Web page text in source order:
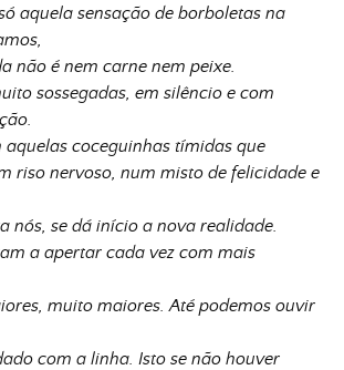
aquela sensação de borboletas na
não é nem carne nem peixe.
sossegadas, em silêncio e com
aquelas coceguinhas tímidas que
riso nervoso, num misto de felicidade e
nós, se dá início a nova realidade.
a apertar cada vez com mais
muito maiores. Até podemos ouvir
com a linha. Isto se não houver